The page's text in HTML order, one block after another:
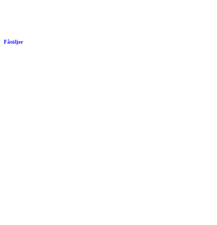
Fåtöljer